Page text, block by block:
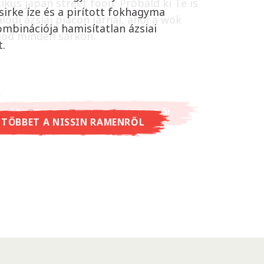
japán street food. Próbáld ki Te is
ázsiai piacon járnál, ahol a wok
minden sarkon.
A CUP NOODLES SOBA-RÓL
íze és a pirított fokhagyma
hamisítatlan ázsiai
A NISSIN RAMENRŐL